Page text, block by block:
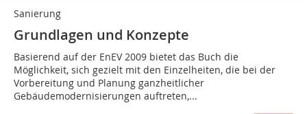
Sanierung
Grundlagen und Konzepte
Basierend auf der EnEV 2009 bietet das Buch die
Möglichkeit, sich gezielt mit den Einzelheiten, die bei der
Vorbereitung und Planung ganzheitlicher
Gebäudemodernisierungen auftreten,...